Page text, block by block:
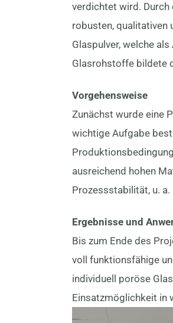
verdichtet wird. Durch
robusten, qualitativen
Glaspulver, welche
Glasrohstoffe bildete
Vorgehensweise
Zunächst wurde eine
wichtige Aufgabe
ausreichend hohen
Prozessstabilität, u.
Ergebnisse und
Bis zum Ende des
voll funktionsfähige
individuell poröse
Einsatzmöglichkeit in